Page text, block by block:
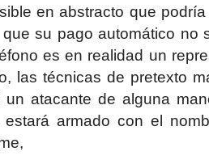
en abstracto que
su pago automático no
es en realidad un
las técnicas de pretexto
un atacante de alguna
estará armado con el